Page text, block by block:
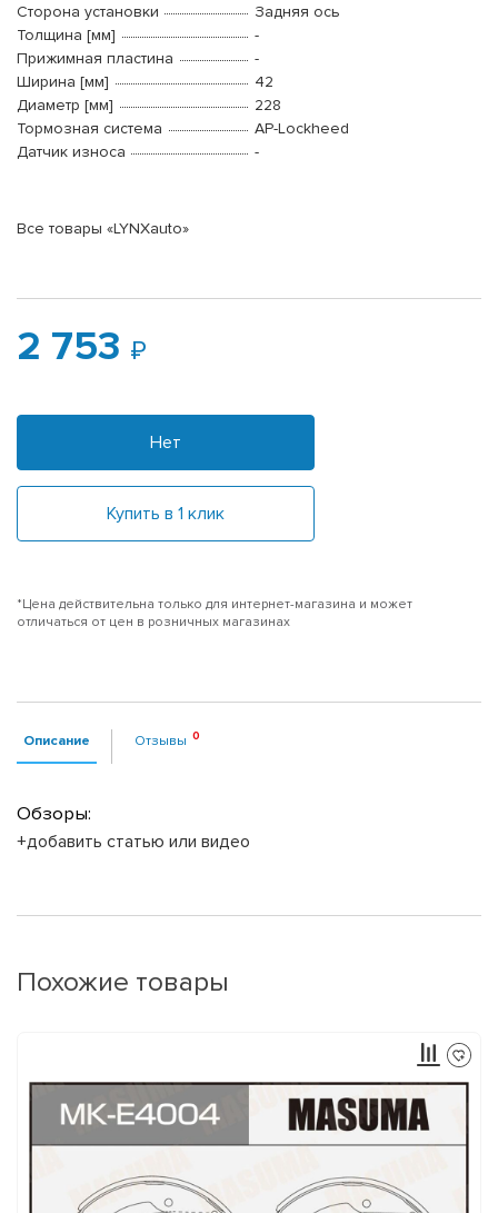
Сторона установки
Задняя ось
Толщина [мм]
-
Прижимная пластина
-
Ширина [мм]
42
Диаметр [мм]
228
Тормозная система
AP-Lockheed
Датчик износа
-
Все товары «LYNXauto»
2 753
Нет
Купить в 1 клик
*Цена действительна только для интернет-магазина и может
отличаться от цен в розничных магазинах
Описание Отзывы
Обзоры:
+добавить статью или видео
Похожие товары